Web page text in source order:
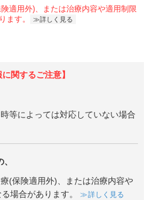
適用外)、または治療内容や適用制限
ます。
詳しく見る
に関するご注意】
等によっては対応していない場合
(保険適用外)、または治療内容や
場合があります。
詳しく見る